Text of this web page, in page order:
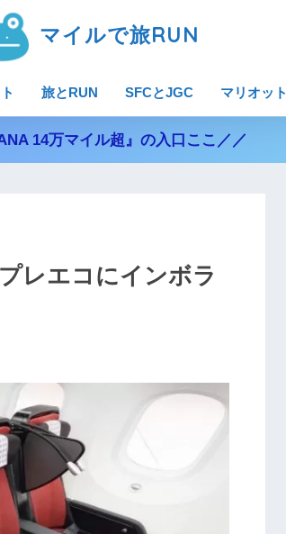
マイルで旅RUN
旅とRUN SFCとJGC マリオット
14万マイル超』の入口ここ／／
レエコにインボラ